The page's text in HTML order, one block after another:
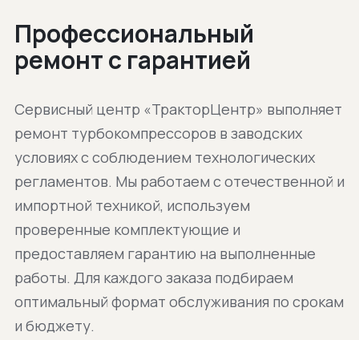
Профессиональный
ремонт с гарантией
Сервисный центр «ТракторЦентр» выполняет
ремонт турбокомпрессоров в заводских
условиях с соблюдением технологических
регламентов. Мы работаем с отечественной и
импортной техникой, используем
проверенные комплектующие и
предоставляем гарантию на выполненные
работы. Для каждого заказа подбираем
оптимальный формат обслуживания по срокам
и бюджету.